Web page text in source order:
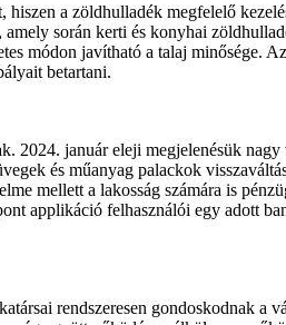
a zöldhulladék megfelelő
amely során kerti és konyhai
módon javítható a talaj minősége.
betartani.
2024. január eleji megjelenésük
és műanyag palackok
mellett a lakosság számára is
applikáció felhasználói egy adott
rendszeresen gondoskodnak